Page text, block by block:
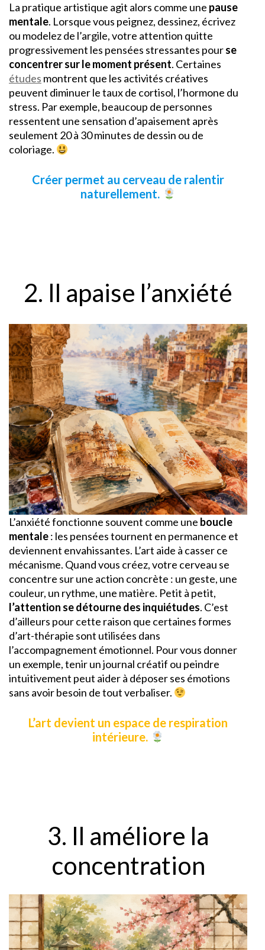
La pratique artistique agit alors comme une pause
mentale. Lorsque vous peignez, dessinez, écrivez
ou modelez de l’argile, votre attention quitte
progressivement les pensées stressantes pourse
concentrer sur le moment présent. Certaines
études montrent que les activités créatives
peuvent diminuer le taux de cortisol, l’hormone du
stress. Par exemple, beaucoup de personnes
ressentent une sensation d’apaisement après
seulement 20 à 30 minutes de dessin ou de
coloriage.
Créer permet au cerveau de ralentir
naturellement.
2. Il apaise l’anxiété
L’anxiété fonctionne souvent comme une boucle
mentale: les pensées tournent en permanence et
deviennent envahissantes. L’art aide à casser ce
mécanisme. Quand vous créez, votre cerveau se
concentre sur une action concrète : un geste, une
couleur, un rythme, une matière. Petit à petit,
l’attention se détourne des inquiétudes. C’est
d’ailleurs pour cette raison que certaines formes
d’art-thérapie sont utilisées dans
l’accompagnement émotionnel. Pour vous donner
un exemple, tenir un journal créatif ou peindre
intuitivement peut aider à déposer ses émotions
sans avoir besoin de tout verbaliser.
L’art devient un espace de respiration
intérieure.
3. Il améliore la
concentration